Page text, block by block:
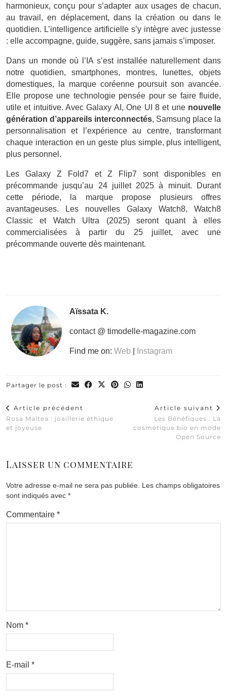
harmonieux, conçu pour s’adapter aux usages de chacun,
au travail, en déplacement, dans la création ou dans le
quotidien. L’intelligence artificielle s’y intègre avec justesse
: elle accompagne, guide, suggère, sans jamais s’imposer.
Dans un monde où l’IA s’est installée naturellement dans
notre quotidien, smartphones, montres, lunettes, objets
domestiques, la marque coréenne poursuit son avancée.
Elle propose une technologie pensée pour se faire fluide,
utile et intuitive. Avec Galaxy AI, One UI 8 et une nouvelle
génération d’appareils interconnectés, Samsung place la
personnalisation et l’expérience au centre, transformant
chaque interaction en un geste plus simple, plus intelligent,
plus personnel.
Les Galaxy Z Fold7 et Z Flip7 sont disponibles en
précommande jusqu’au 24 juillet 2025 à minuit. Durant
cette période, la marque propose plusieurs offres
avantageuses. Les nouvelles Galaxy Watch8, Watch8
Classic et Watch Ultra (2025) seront quant à elles
commercialisées à partir du 25 juillet, avec une
précommande ouverte dès maintenant.
Aïssata K.
contact @ timodelle-magazine.com
Find me on: Web Instagram
Partager le post :
Article précédent
Rosa Maïtea : joaillerie éthique
et joyeuse
Article suivant
Les Bénéfiques : La
cosmétique bio en mode
Open Source
Laisser un commentaire
Votre adresse e-mail ne sera pas publiée. Les champs obligatoires
sont indiqués avec *
Commentaire *
Nom *
E-mail *